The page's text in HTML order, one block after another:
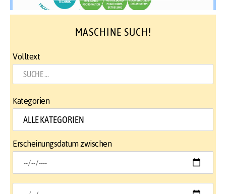
MASCHINE SUCH!
Volltext
Kategorien
Erscheinungsdatum zwischen